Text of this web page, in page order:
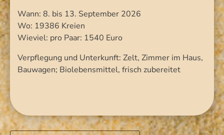
Wann: 8. bis 13. September 2026
Wo: 19386 Kreien
Wieviel: pro Paar: 1540 Euro
Verpflegung und Unterkunft: Zelt, Zimmer im Haus,
Bauwagen; Biolebensmittel, frisch zubereitet